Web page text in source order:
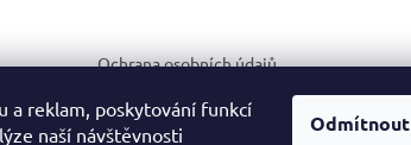
a reklam, poskytování funkcí
naší návštěvnosti
Odmítnout
Ochrana osobních údajů